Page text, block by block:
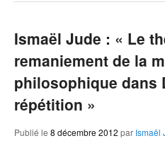
Ismaël Jude : « Le
remaniement de la
philosophique dans
répétition »
Publié le 8 décembre 2012 par Ismaël